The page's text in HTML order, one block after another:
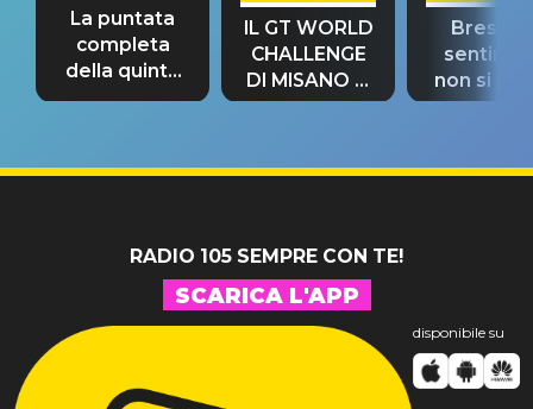
La puntata
completa
della quinta
tappa
IL GT WORLD
CHALLENGE
DI MISANO si
riconferma
Bresh:
non si
fino alla
RADIO 105 SEMPRE CON TE!
SCARICA L'APP
disponibile su